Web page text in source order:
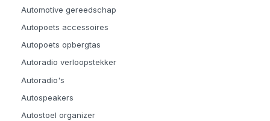
Automotive gereedschap
Autopoets accessoires
Autopoets opbergtas
Autoradio verloopstekker
Autoradio's
Autospeakers
Autostoel organizer